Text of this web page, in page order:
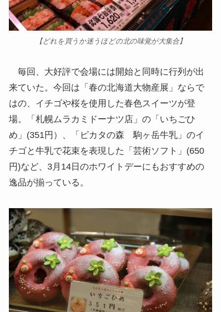
【どれを買うか迷うほどの北の味覚が大集合】
毎回、大好評で会場には開始と同時に行列が出
来ていた。今回は「春の北海道大物産展」ならで
はの、イチゴや桜を使用した春色スイーツが登
場。「札幌ムラカミドーナツ店」の「いちごひ
め」(351円）、「ピカタの森 駒ヶ岳牛乳」のイ
チゴと牛乳で花束を表現した「芸術ソフト」(650
円)など、3月14日のホワイトデーにもおすすめの
逸品が揃っている。